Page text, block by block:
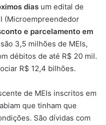
dias um edital de
(Microempreendedor
e parcelamento em
3,5 milhões de MEIs,
débitos de até R$ 20 mil.
R$ 12,4 bilhões.
de MEIs inscritos em
que tinham que
São dívidas com